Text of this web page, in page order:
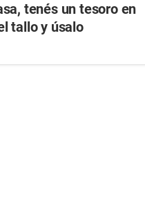
tenés un tesoro en
tallo y úsalo